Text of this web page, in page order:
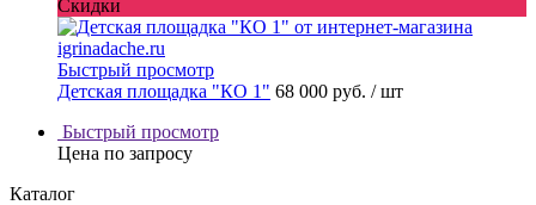
Скидки
Быстрый просмотр
Детская площадка "КО 1" 68 000 руб. / шт
Быстрый просмотр
Цена по запросу
Каталог